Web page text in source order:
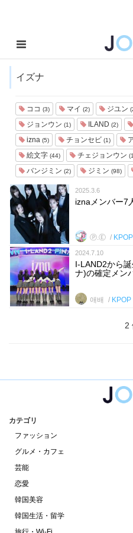
イズナ
ココ (3) マイ (2) ジユン
ジョンウン (1) ILAND (2)
izna (5) チョンセビ (1)
絵文字 (44) チェジョンウン
バンジミン (2) ジミン (98)
2025.3.6
iznaメンバー7
Ⓟ.Ⓔ KPOP
2024.7.10
I-LAND2から
ナ)の確定メン
애배 KPOP
2
カテゴリ
ファッション
グルメ・カフェ
芸能
恋愛
韓国美容
韓国生活・留学